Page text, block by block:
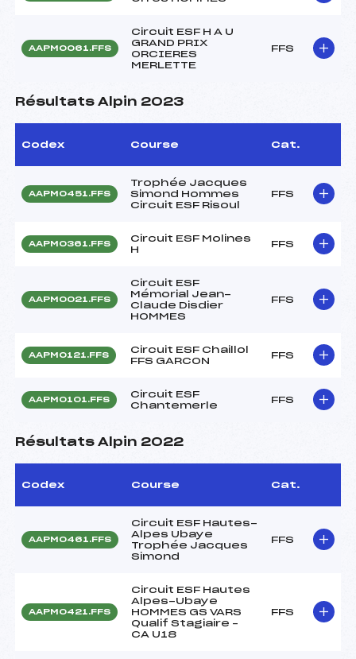
AAPM0061.FFS
Circuit ESF H A U
GRAND PRIX
ORCIERES
MERLETTE
FFS
Résultats Alpin 2023
Codex Course Cat.
AAPM0451.FFS
Trophée Jacques
Simond Hommes
Circuit ESF Risoul
FFS
AAPM0361.FFS
Circuit ESF Molines
H
FFS
AAPM0021.FFS
Circuit ESF
Mémorial Jean-
Claude Disdier
HOMMES
FFS
AAPM0121.FFS
Circuit ESF Chaillol
FFS GARCON
FFS
AAPM0101.FFS
Circuit ESF
Chantemerle
FFS
Résultats Alpin 2022
Codex Course Cat.
AAPM0461.FFS
Circuit ESF Hautes-
Alpes Ubaye
Trophée Jacques
Simond
FFS
AAPM0421.FFS
Circuit ESF Hautes
Alpes-Ubaye
HOMMES GS VARS
Qualif Stagiaire –
CA U18
FFS